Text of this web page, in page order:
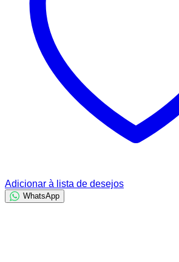
Adicionar à lista de desejos
WhatsApp